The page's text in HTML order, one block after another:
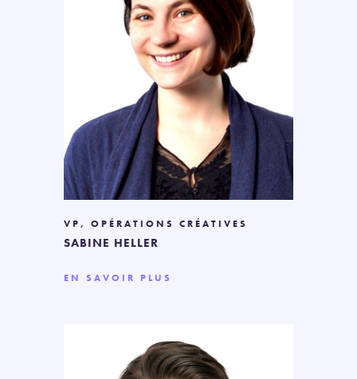
VP, OPÉRATIONS CRÉATIVES
SABINE HELLER
EN SAVOIR PLUS